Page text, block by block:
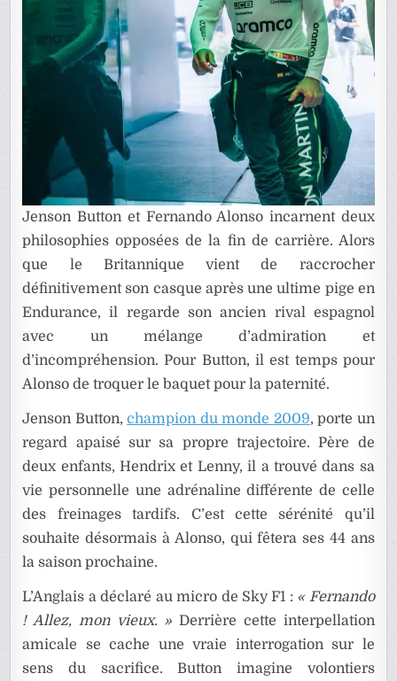
Jenson Button et Fernando Alonso incarnent deux
philosophies opposées de la fin de carrière. Alors
que le Britannique vient de raccrocher
définitivement son casque après une ultime pige en
Endurance, il regarde son ancien rival espagnol
avec un mélange d’admiration et
d’incompréhension. Pour Button, il est temps pour
Alonso de troquer le baquet pour la paternité.
Jenson Button,champion du monde 2009, porte un
regard apaisé sur sa propre trajectoire. Père de
deux enfants, Hendrix et Lenny, il a trouvé dans sa
vie personnelle une adrénaline différente de celle
des freinages tardifs. C’est cette sérénité qu’il
souhaite désormais à Alonso, qui fêtera ses 44 ans
la saison prochaine.
L’Anglais a déclaré au micro de Sky F1 : « Fernando
! Allez, mon vieux. » Derrière cette interpellation
amicale se cache une vraie interrogation sur le
sens du sacrifice. Button imagine volontiers